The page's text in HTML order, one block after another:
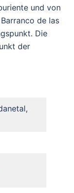
und von
de las
Die
der